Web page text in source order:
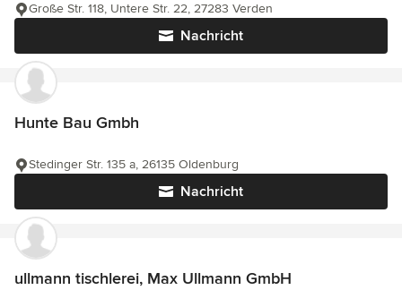
Nachricht
Große Str. 118, Untere Str. 22, 27283 Verden
Hunte Bau Gmbh
Nachricht
Stedinger Str. 135 a, 26135 Oldenburg
ullmann tischlerei, Max Ullmann GmbH